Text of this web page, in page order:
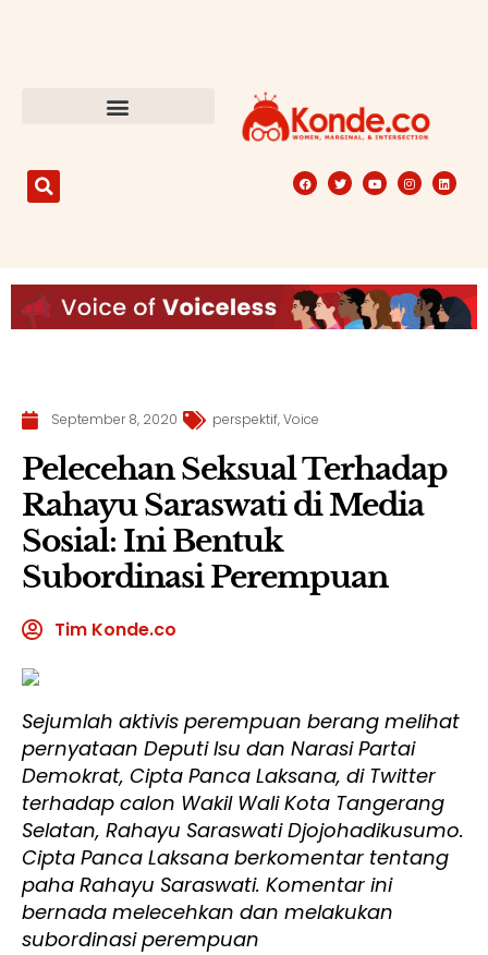
September 8, 2020 perspektif,Voice
Pelecehan Seksual Terhadap
Rahayu Saraswati di Media
Sosial: Ini Bentuk
Subordinasi Perempuan
Tim Konde.co
Sejumlah aktivis perempuan berang melihat
pernyataan Deputi Isu dan Narasi Partai
Demokrat, Cipta Panca Laksana, di Twitter
terhadap calon Wakil Wali Kota Tangerang
Selatan, Rahayu Saraswati Djojohadikusumo.
Cipta Panca Laksana berkomentar tentang
paha Rahayu Saraswati. Komentar ini
bernada melecehkan dan melakukan
subordinasi perempuan